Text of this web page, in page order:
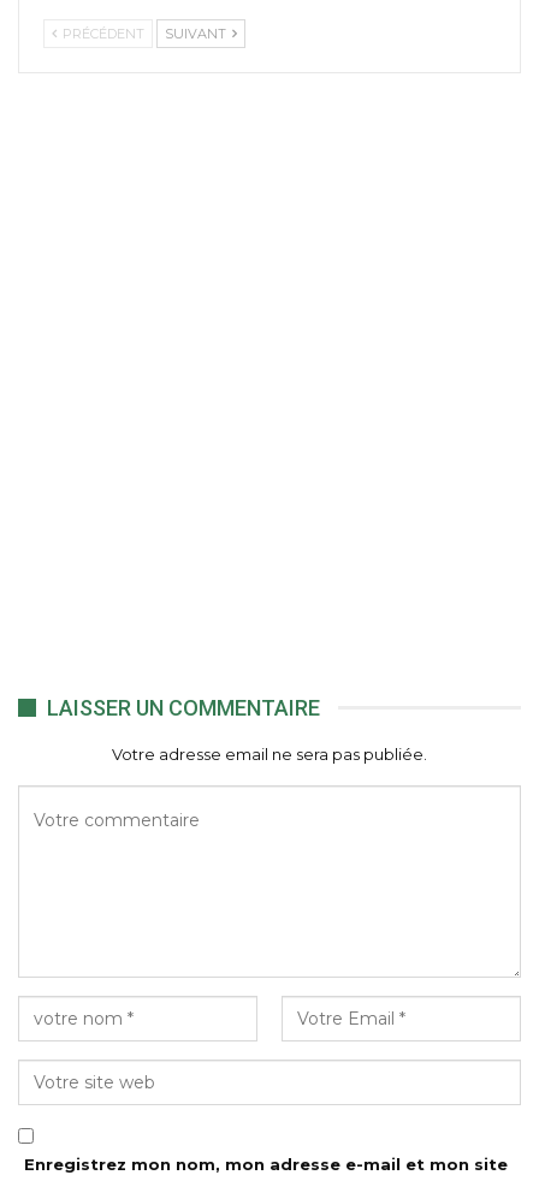
PRÉCÉDENT SUIVANT
LAISSER UN COMMENTAIRE
Votre adresse email ne sera pas publiée.
Enregistrez mon nom, mon adresse e-mail et mon site